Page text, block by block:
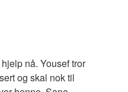
nå. Yousef tror
og skal nok til